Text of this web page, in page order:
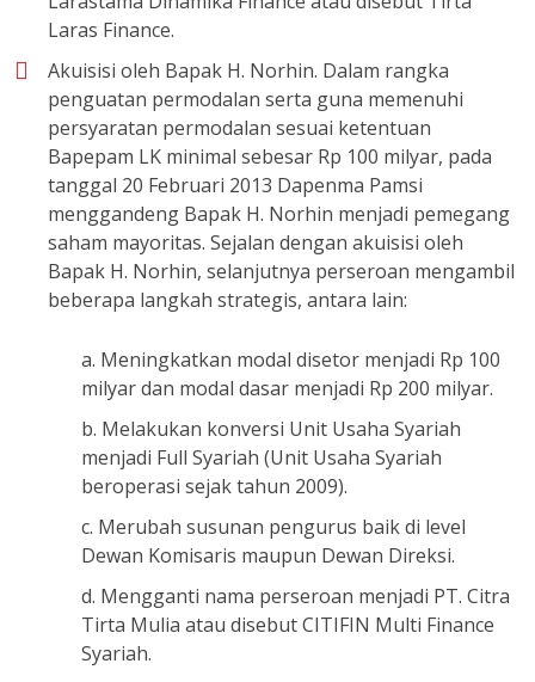
Larastama Dinamika Finance atau disebut Tirta
Laras Finance.
Akuisisi oleh Bapak H. Norhin. Dalam rangka
penguatan permodalan serta guna memenuhi
persyaratan permodalan sesuai ketentuan
Bapepam LK minimal sebesar Rp 100 milyar, pada
tanggal 20 Februari 2013 Dapenma Pamsi
menggandeng Bapak H. Norhin menjadi pemegang
saham mayoritas. Sejalan dengan akuisisi oleh
Bapak H. Norhin, selanjutnya perseroan mengambil
beberapa langkah strategis, antara lain:
a. Meningkatkan modal disetor menjadi Rp 100
milyar dan modal dasar menjadi Rp 200 milyar.
b. Melakukan konversi Unit Usaha Syariah
menjadi Full Syariah (Unit Usaha Syariah
beroperasi sejak tahun 2009).
c. Merubah susunan pengurus baik di level
Dewan Komisaris maupun Dewan Direksi.
d. Mengganti nama perseroan menjadi PT. Citra
Tirta Mulia atau disebut CITIFIN Multi Finance
Syariah.